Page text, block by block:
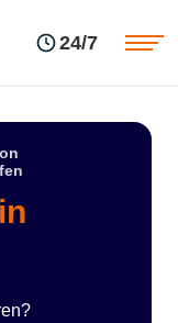
24/7